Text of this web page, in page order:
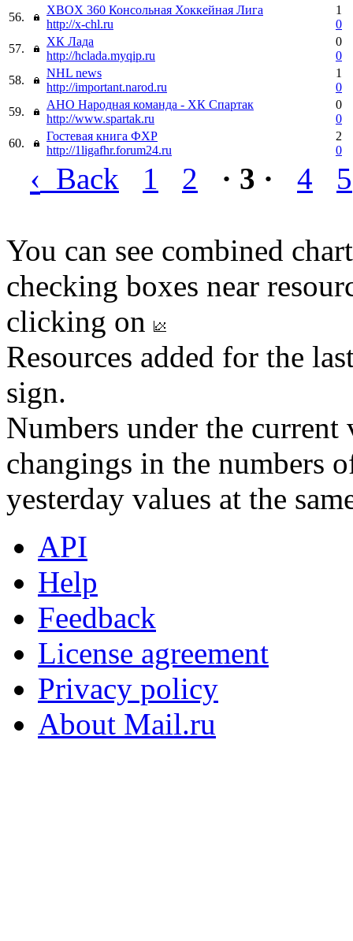
56.
XBOX 360 Консольная Хоккейная Лига
http://x-chl.ru
1
0
57.
ХК Лада
http://hclada.myqip.ru
0
0
58.
NHL news
http://important.narod.ru
1
0
59.
АНО Народная команда - ХК Спартак
http://www.spartak.ru
0
0
60.
Гостевая книга ФХР
http://1ligafhr.forum24.ru
2
0
‹ Back 1 2 · 3 · 4 5
You can see combined
checking boxes near
clicking on
Resources added for the
sign.
Numbers under the
changings in the numbers
yesterday values at the
API
Help
Feedback
License agreement
Privacy policy
About Mail.ru